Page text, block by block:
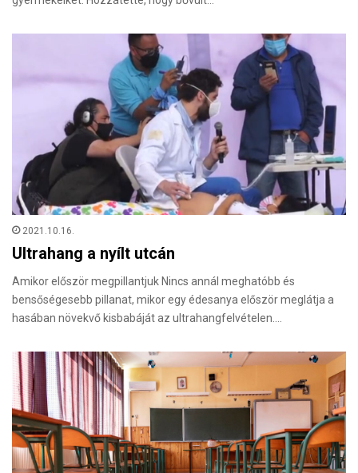
2021.10.16.
Ultrahang a nyílt utcán
Amikor először megpillantjuk Nincs annál meghatóbb és
bensőségesebb pillanat, mikor egy édesanya először meglátja a
hasában növekvő kisbabáját az ultrahangfelvételen.…